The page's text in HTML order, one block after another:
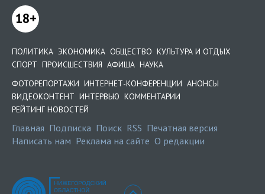
18+
ПОЛИТИКА ЭКОНОМИКА ОБЩЕСТВО КУЛЬТУРА И ОТДЫХ
СПОРТ ПРОИСШЕСТВИЯ АФИША НАУКА
ФОТОРЕПОРТАЖИ ИНТЕРНЕТ-КОНФЕРЕНЦИИ АНОНСЫ
ВИДЕОКОНТЕНТ ИНТЕРВЬЮ КОММЕНТАРИИ
РЕЙТИНГ НОВОСТЕЙ
Главная Подписка Поиск RSS Печатная версия
Написать нам Реклама на сайте О редакции